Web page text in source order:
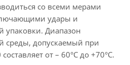
со всеми мерами
удары и
упаковки. Диапазон
среды, допускаемый при
от – 60°C до +70°C.